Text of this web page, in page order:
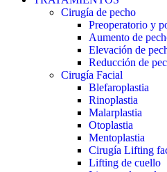
Cirugía de pecho
Preoperatorio y
Aumento de
Elevación de
Reducción de
Cirugía Facial
Blefaroplastia
Rinoplastia
Malarplastia
Otoplastia
Mentoplastia
Cirugía Lifting
Lifting de cuello